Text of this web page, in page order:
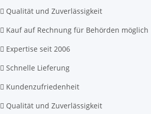
Qualität und Zuverlässigkeit
Kauf auf Rechnung für Behörden möglich
Expertise seit 2006
Schnelle Lieferung
Kundenzufriedenheit
Qualität und Zuverlässigkeit